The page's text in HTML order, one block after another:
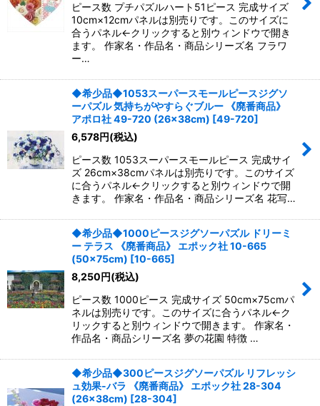
ピース数 プチパズルハート51ピース 完成サイズ
10cm×12cmパネルは別売りです。このサイズに
合うパネル←クリックすると別ウィンドウで開き
ます。 作家名・作品名・商品シリーズ名 フラワ
ー…
◆希少品◆1053スーパースモールピースジグソ
ーパズル 気持ちがやすらぐブルー 《廃番商品》
アポロ社 49-720 (26×38cm) [49-720]
6,578円(税込)
ピース数 1053スーパースモールピース 完成サイ
ズ 26cm×38cmパネルは別売りです。このサイズ
に合うパネル←クリックすると別ウィンドウで開
きます。 作家名・作品名・商品シリーズ名 花写…
◆希少品◆1000ピースジグソーパズル ドリーミ
ー テラス 《廃番商品》 エポック社 10-665
(50×75cm) [10-665]
8,250円(税込)
ピース数 1000ピース 完成サイズ 50cm×75cmパ
ネルは別売りです。このサイズに合うパネル←ク
リックすると別ウィンドウで開きます。 作家名・
作品名・商品シリーズ名 夢の花園 特徴 …
◆希少品◆300ピースジグソーパズル リフレッシ
ュ効果-バラ 《廃番商品》 エポック社 28-304
(26×38cm) [28-304]